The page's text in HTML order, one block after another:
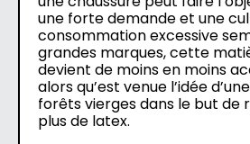
une forte demande et une
consommation excessive
grandes marques, cette
devient de moins en moins
alors qu’est venue l’idée
forêts vierges dans le but
plus de latex.